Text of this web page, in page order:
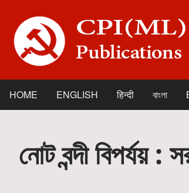
main
content
Main
navigation
HOME ENGLISH हिन्दी বাংলা
নোট বন্দী বিপর্যয়